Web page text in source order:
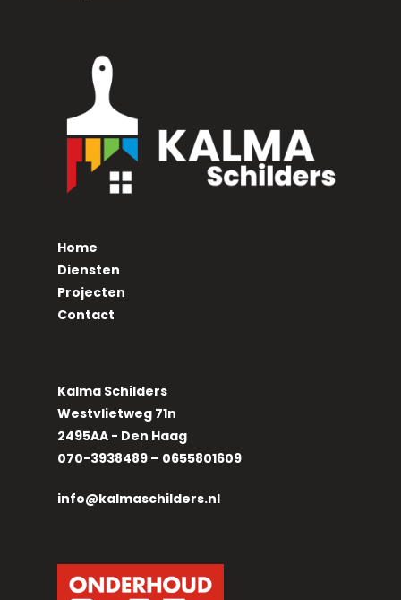
Home
Diensten
Projecten
Contact
Kalma Schilders
Westvlietweg 71n
2495AA - Den Haag
070-3938489 – 0655801609
info@kalmaschilders.nl